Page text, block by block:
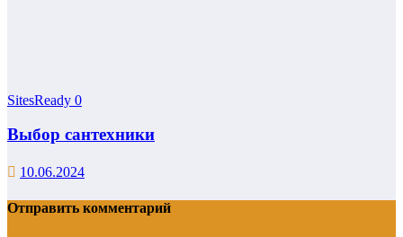
SitesReady 0
Выбор сантехники
10.06.2024
Отправить комментарий